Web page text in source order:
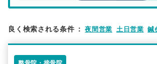
検索する
良く検索される条件 ： 夜間営業 土日営業 鍼